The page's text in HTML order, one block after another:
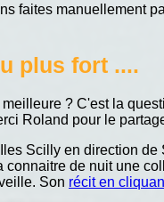
faites manuellement
plus fort ....
? C'est la
Roland pour le
Scilly en direction
de nuit une
Son récit en